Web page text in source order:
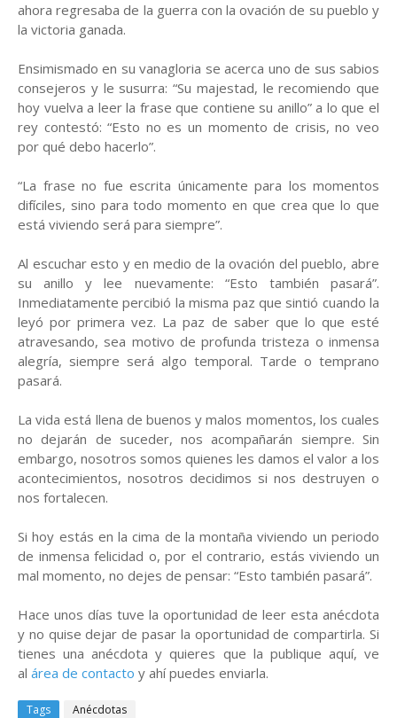
ahora regresaba de la guerra con la ovación de su pueblo y
la victoria ganada.
Ensimismado en su vanagloria se acerca uno de sus sabios
consejeros y le susurra: “Su majestad, le recomiendo que
hoy vuelva a leer la frase que contiene su anillo” a lo que el
rey contestó: “Esto no es un momento de crisis, no veo
por qué debo hacerlo”.
“La frase no fue escrita únicamente para los momentos
difíciles, sino para todo momento en que crea que lo que
está viviendo será para siempre”.
Al escuchar esto y en medio de la ovación del pueblo, abre
su anillo y lee nuevamente: “Esto también pasará”.
Inmediatamente percibió la misma paz que sintió cuando la
leyó por primera vez. La paz de saber que lo que esté
atravesando, sea motivo de profunda tristeza o inmensa
alegría, siempre será algo temporal. Tarde o temprano
pasará.
La vida está llena de buenos y malos momentos, los cuales
no dejarán de suceder, nos acompañarán siempre. Sin
embargo, nosotros somos quienes les damos el valor a los
acontecimientos, nosotros decidimos si nos destruyen o
nos fortalecen.
Si hoy estás en la cima de la montaña viviendo un periodo
de inmensa felicidad o, por el contrario, estás viviendo un
mal momento, no dejes de pensar: “Esto también pasará”.
Hace unos días tuve la oportunidad de leer esta anécdota
y no quise dejar de pasar la oportunidad de compartirla. Si
tienes una anécdota y quieres que la publique aquí, ve
al área de contacto y ahí puedes enviarla.
Tags Anécdotas